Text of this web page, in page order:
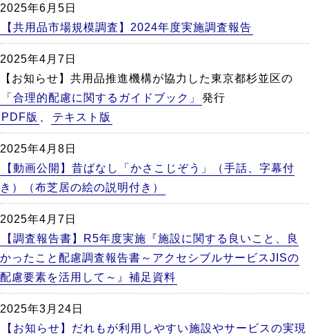
2025年6月5日
【共用品市場規模調査】2024年度実施調査報告
2025年4月7日
【お知らせ】共用品推進機構が協力した東京都杉並区の
「合理的配慮に関するガイドブック」
発行
PDF版
テキスト版
2025年4月8日
【動画公開】昔ばなし「かさこじぞう」（手話、字幕付
き）（布芝居の絵の説明付き）
2025年4月7日
【調査報告書】R5年度実施『施設に関する良いこと、良
かったこと配慮調査報告書～アクセシブルサービスJISの
配慮要素を活用して～』補足資料
2025年3月24日
【お知らせ】だれもが利用しやすい施設やサービスの実現